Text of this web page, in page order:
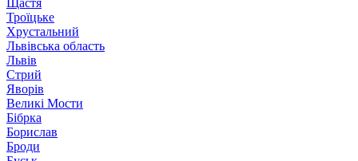
Щастя
Троїцьке
Хрустальний
Львівська область
Львів
Стрий
Яворів
Великі Мости
Бібрка
Борислав
Броди